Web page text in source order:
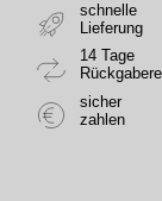
schnelle
Lieferung
14 Tage
sicher
zahlen